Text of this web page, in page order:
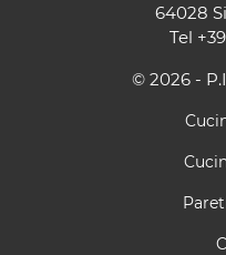
64028
Tel
© 2026 -